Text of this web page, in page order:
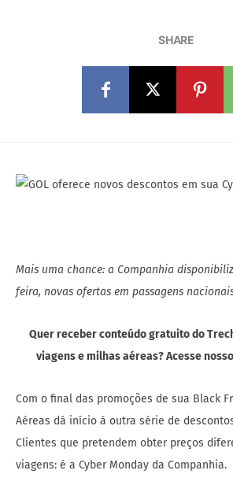
SHARE
Mais uma chance: a Companhia
feira, novas ofertas em passagens
Quer receber conteúdo gratuito do
viagens e milhas aéreas? Acesse
Com o final das promoções de sua Black
Aéreas dá início à outra série de
Clientes que pretendem obter preços
viagens: é a Cyber Monday da Companhia.